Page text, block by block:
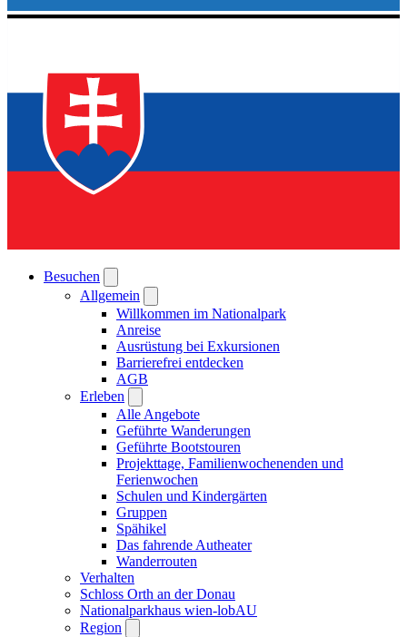
Besuchen
Allgemein
Willkommen im Nationalpark
Anreise
Ausrüstung bei Exkursionen
Barrierefrei entdecken
AGB
Erleben
Alle Angebote
Geführte Wanderungen
Geführte Bootstouren
Projekttage, Familienwochenenden und
Ferienwochen
Schulen und Kindergärten
Gruppen
Spähikel
Das fahrende Autheater
Wanderrouten
Verhalten
Schloss Orth an der Donau
Nationalparkhaus wien-lobAU
Region